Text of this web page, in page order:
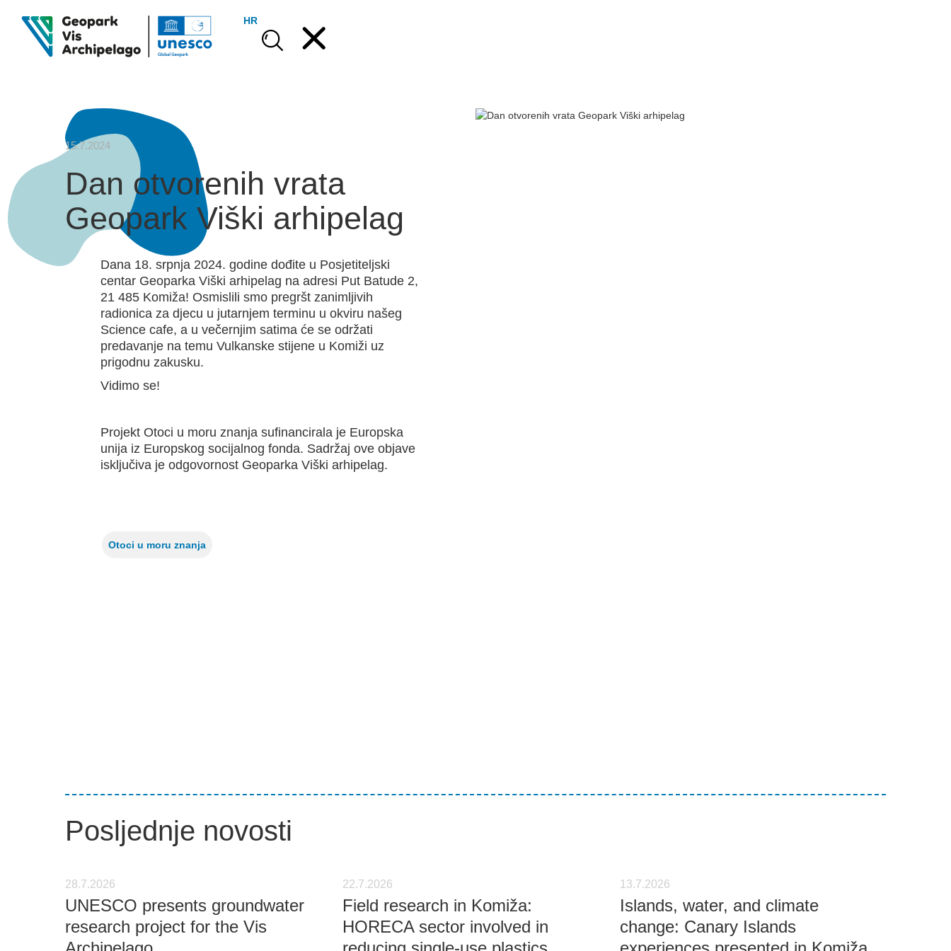
HR
15.7.2024
Dan otvorenih vrata
Geopark Viški arhipelag
Dana 18. srpnja 2024. godine dođite u Posjetiteljski
centar Geoparka Viški arhipelag na adresi Put Batude 2,
21 485 Komiža! Osmislili smo pregršt zanimljivih
radionica za djecu u jutarnjem terminu u okviru našeg
Science cafe, a u večernjim satima će se održati
predavanje na temu Vulkanske stijene u Komiži uz
prigodnu zakusku.
Vidimo se!
Projekt Otoci u moru znanja sufinancirala je Europska
unija iz Europskog socijalnog fonda. Sadržaj ove objave
isključiva je odgovornost Geoparka Viški arhipelag.
Otoci u moru znanja
Posljednje novosti
28.7.2026
UNESCO presents groundwater
research project for the Vis
22.7.2026
Field research in Komiža:
HORECA sector involved in
13.7.2026
Islands, water, and climate
change: Canary Islands